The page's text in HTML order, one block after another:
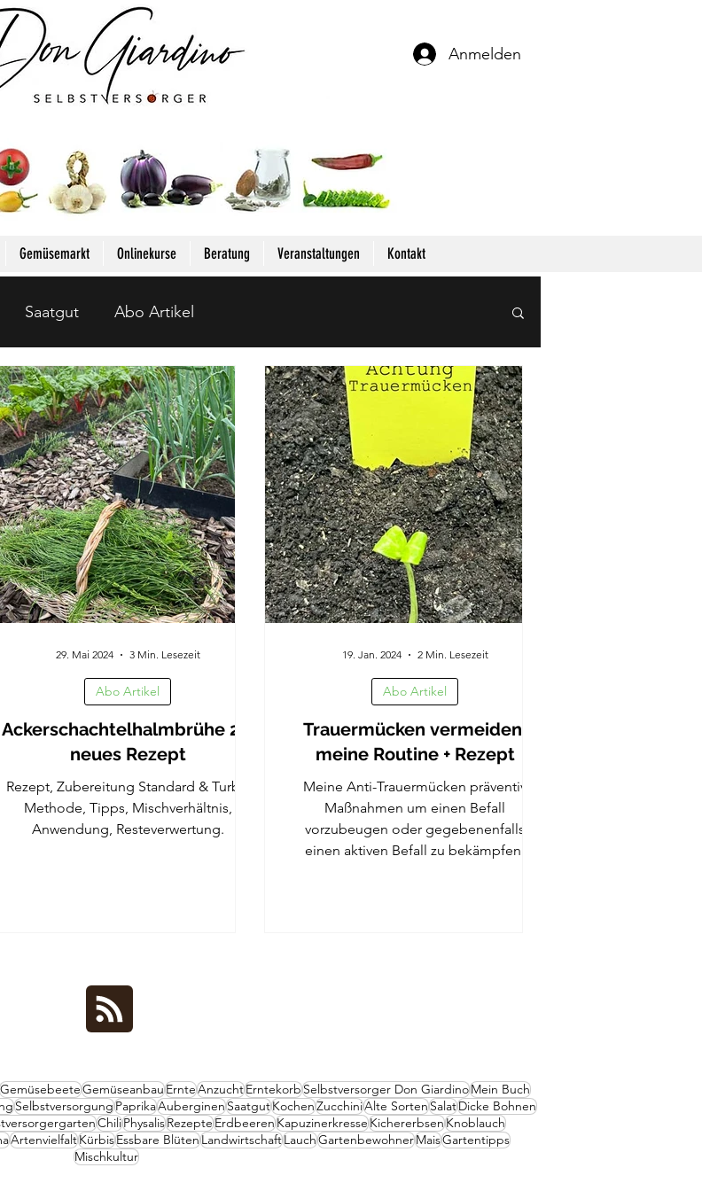
Anmelden
Gemüsemarkt Onlinekurse Beratung Veranstaltungen Kontakt
Saatgut Abo Artikel
Ackerschachtelhalmbrühe 2.0
neues Rezept
Rezept, Zubereitung Standard & Turbo
Methode, Tipps, Mischverhältnis,
Anwendung, Resteverwertung.
Abo Artikel
29. Mai 2024 3 Min. Lesezeit
Trauermücken vermeiden,
meine Routine + Rezept
Meine Anti-Trauermücken präventiv
Maßnahmen um einen Befall
vorzubeugen oder gegebenenfalls
einen aktiven Befall zu bekämpfen.
Abo Artikel
19. Jan. 2024 2 Min. Lesezeit
GemüsebeeteGemüseanbauErnteAnzuchtErntekorbSelbstversorger Don GiardinoMein Buch
SelbstversorgungPaprikaAuberginenSaatgutKochenZucchiniAlte SortenSalatDicke Bohnen
ChiliPhysalisRezepteErdbeerenKapuzinerkresseKichererbsenKnoblauch
ArtenvielfaltKürbisEssbare BlütenLandwirtschaftLauchGartenbewohnerMaisGartentipps
Mischkultur